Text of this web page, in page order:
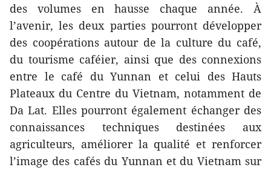
des volumes en hausse chaque année. À
l’avenir, les deux parties pourront développer
des coopérations autour de la culture du café,
du tourisme caféier, ainsi que des connexions
entre le café du Yunnan et celui des Hauts
Plateaux du Centre du Vietnam, notamment de
Da Lat. Elles pourront également échanger des
connaissances techniques destinées aux
agriculteurs, améliorer la qualité et renforcer
l’image des cafés du Yunnan et du Vietnam sur